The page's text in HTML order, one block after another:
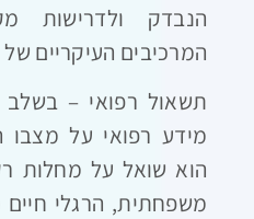
הנבדק ולדרישות
המרכיבים העיקריים
תשאול רפואי – בשלב
מידע רפואי על מצבו
הוא שואל על מחלות
משפחתית, הרגלי חיים